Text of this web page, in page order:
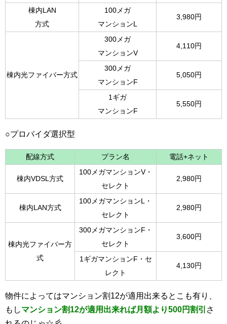
棟内LAN
方式
100メガ
マンションL
3,980円
棟内光ファイバー方式
300メガ
マンションV
4,110円
300メガ
マンションF
5,050円
1ギガ
マンションF
5,550円
○プロバイダ選択型
配線方式 プラン名 電話+ネット
棟内VDSL方式
100メガマンションV・
セレクト
2,980円
棟内LAN方式
100メガマンションL・
セレクト
2,980円
棟内光ファイバー方
式
300メガマンションF・
セレクト
3,600円
1ギガマンションF・セ
レクト
4,130円
物件によってはマンション割12が適用出来るとこも有り、
もしマンション割12が適用出来れば月額より500円割引 さ